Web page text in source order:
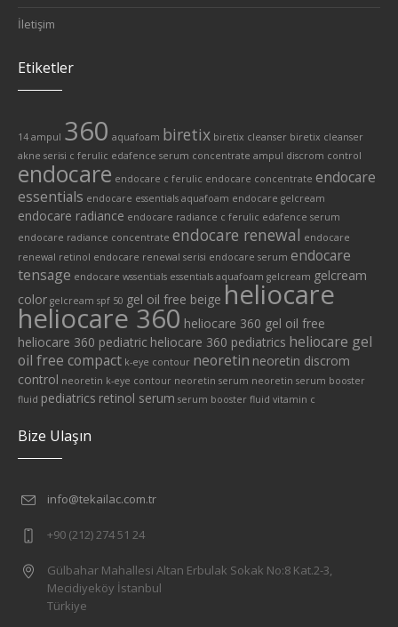
İletişim
Etiketler
14 ampul 360 aquafoam biretix biretix cleanser biretix cleanser
akne serisi c ferulic edafence serum concentrate ampul discrom control
endocare endocare c ferulic endocare concentrate endocare
essentials endocare essentials aquafoam endocare gelcream
endocare radiance endocare radiance c ferulic edafence serum
endocare radiance concentrate endocare renewal endocare
renewal retinol endocare renewal serisi endocare serum endocare
tensage endocare wssentials essentials aquafoam gelcream gelcream
color gelcream spf 50 gel oil free beige heliocare
heliocare 360 heliocare 360 gel oil free
heliocare 360 pediatric heliocare 360 pediatrics heliocare gel
oil free compact k-eye contour neoretin neoretin discrom
control neoretin k-eye contour neoretin serum neoretin serum booster
fluid pediatrics retinol serum serum booster fluid vitamin c
Bize Ulaşın
info@tekailac.com.tr
+90 (212) 274 51 24
Gülbahar Mahallesi Altan Erbulak Sokak No:8 Kat.2-3,
Mecidiyeköy İstanbul
Türkiye